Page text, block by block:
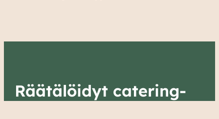
Räätälöidyt catering-